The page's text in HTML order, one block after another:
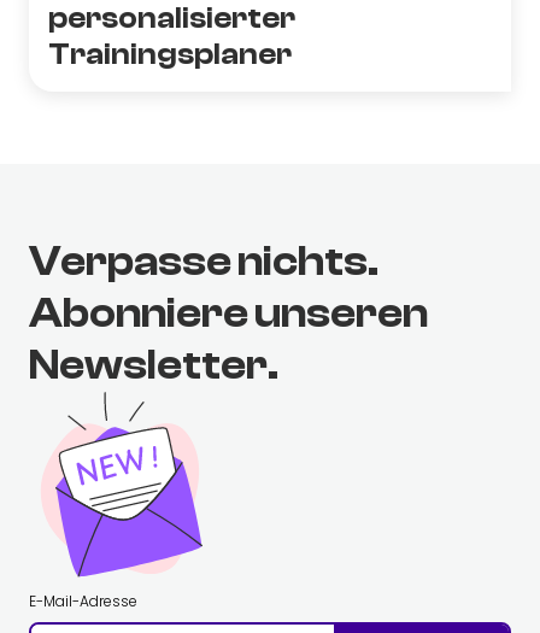
personalisierter
Trainingsplaner
Verpasse nichts.
Abonniere unseren
Newsletter.
E-Mail-Adresse